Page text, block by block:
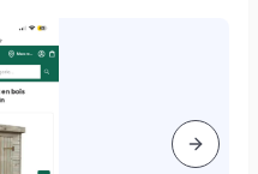
Next